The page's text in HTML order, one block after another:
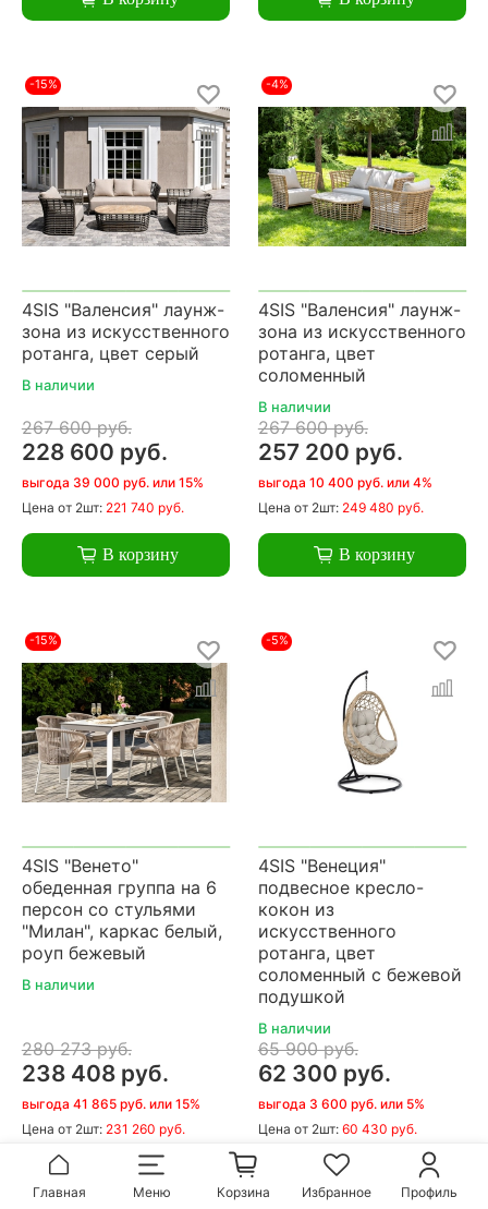
-15%
4SIS "Валенсия" лаунж-
зона из искусственного
ротанга, цвет серый
В наличии
267 600 руб.
228 600 руб.
выгода 39 000 руб. или 15%
Цена от 2шт: 221 740 руб.
В корзину
-4%
4SIS "Валенсия" лаунж-
зона из искусственного
ротанга, цвет
соломенный
В наличии
267 600 руб.
257 200 руб.
выгода 10 400 руб. или 4%
Цена от 2шт: 249 480 руб.
В корзину
-15%
4SIS "Венето"
обеденная группа на 6
персон со стульями
"Милан", каркас белый,
роуп бежевый
В наличии
280 273 руб.
238 408 руб.
выгода 41 865 руб. или 15%
Цена от 2шт: 231 260 руб.
В корзину
-5%
4SIS "Венеция"
подвесное кресло-
кокон из
искусственного
ротанга, цвет
соломенный с бежевой
подушкой
В наличии
65 900 руб.
62 300 руб.
выгода 3 600 руб. или 5%
Цена от 2шт: 60 430 руб.
В корзину
Главная Меню Корзина Избранное Профиль